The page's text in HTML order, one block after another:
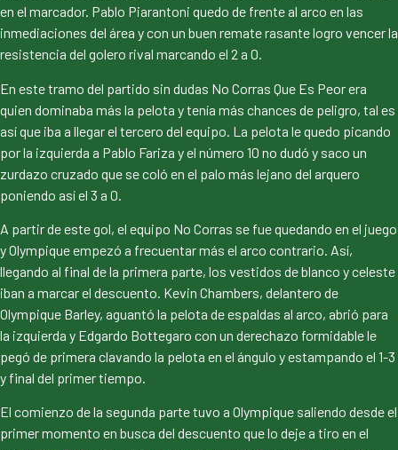
en el marcador. Pablo Piarantoni quedo de frente al arco en las
inmediaciones del área y con un buen remate rasante logro vencer la
resistencia del golero rival marcando el 2 a 0.
En este tramo del partido sin dudas No Corras Que Es Peor era
quien dominaba más la pelota y tenía más chances de peligro, tal es
así que iba a llegar el tercero del equipo. La pelota le quedo picando
por la izquierda a Pablo Fariza y el número 10 no dudó y saco un
zurdazo cruzado que se coló en el palo más lejano del arquero
poniendo así el 3 a 0.
A partir de este gol, el equipo No Corras se fue quedando en el juego
y Olympique empezó a frecuentar más el arco contrario. Así,
llegando al final de la primera parte, los vestidos de blanco y celeste
iban a marcar el descuento. Kevin Chambers, delantero de
Olympique Barley, aguantó la pelota de espaldas al arco, abrió para
la izquierda y Edgardo Bottegaro con un derechazo formidable le
pegó de primera clavando la pelota en el ángulo y estampando el 1-3
y final del primer tiempo.
El comienzo de la segunda parte tuvo a Olympique saliendo desde el
primer momento en busca del descuento que lo deje a tiro en el